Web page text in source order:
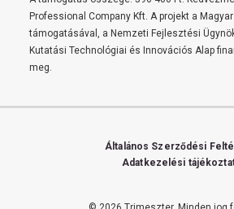
Professional Company Kft. A projekt a
támogatásával, a Nemzeti Fejlesztési
Kutatási Technológiai és Innovációs Alap
meg.
Általános Szerződési
Adatkezelési